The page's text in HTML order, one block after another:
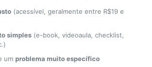
(acessível, geralmente entre R$19 e
simples(e-book, videoaula, checklist,
um problema muito específico